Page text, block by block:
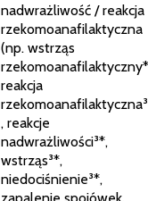
nadwrażliwość / reakcja
rzekomoanafilaktyczna
(np. wstrząs
reakcja
, reakcje
nadwrażliwości³*,
wstrząs³*,
niedociśnienie³*,
zapalenie spojówek,